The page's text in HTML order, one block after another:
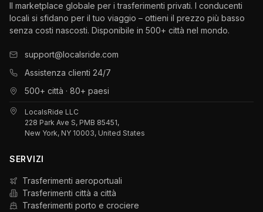
Il marketplace globale per i trasferimenti privati. I conducenti
locali si sfidano per il tuo viaggio – ottieni il prezzo più basso
senza costi nascosti. Disponibile in 500+ città nel mondo.
support@localsride.com
Assistenza clienti 24/7
500+ città · 80+ paesi
LocalsRide LLC
228 Park Ave S, PMB 85451,
New York, NY 10003, United States
SERVIZI
Trasferimenti aeroportuali
Trasferimenti città a città
Trasferimenti porto e crociere